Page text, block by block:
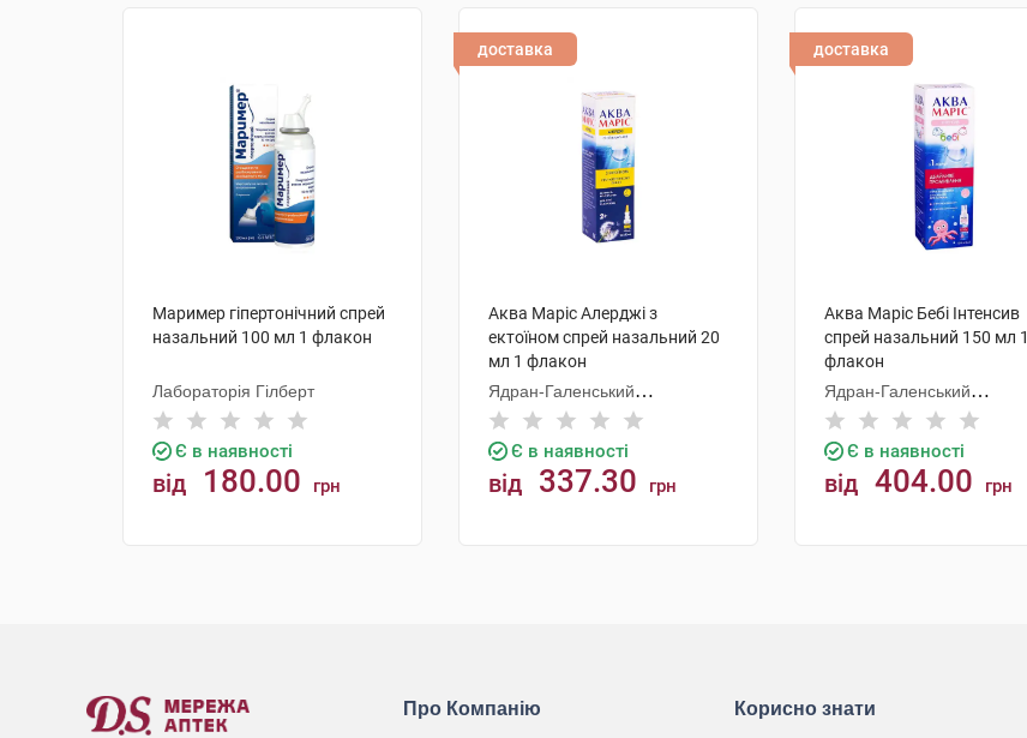
Маример гіпертонічний спрей
назальний 100 мл 1 флакон
Лабораторія Гілберт
Є в наявності
від 180.00 грн
доставка
Аква Маріс Алерджі з
ектоїном спрей назальний 20
мл 1 флакон
Ядран-Галенський
Лабораторій
Є в наявності
від 337.30 грн
доставка
Аква Маріс Бебі Інтенсив
спрей назальний 150 мл 1
флакон
Ядран-Галенський
Лабораторій
Є в наявності
від 404.00 грн
Про Компанію Корисно знати